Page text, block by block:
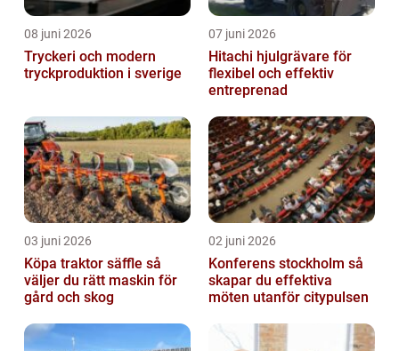
08 juni 2026
Tryckeri och modern
tryckproduktion i sverige
07 juni 2026
Hitachi hjulgrävare för
flexibel och effektiv
entreprenad
03 juni 2026
Köpa traktor säffle så
väljer du rätt maskin för
gård och skog
02 juni 2026
Konferens stockholm så
skapar du effektiva
möten utanför citypulsen